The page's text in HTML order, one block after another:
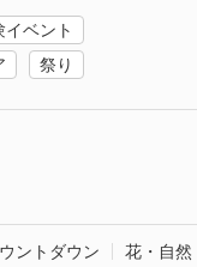
イベント
祭り
ントダウン
花・自然